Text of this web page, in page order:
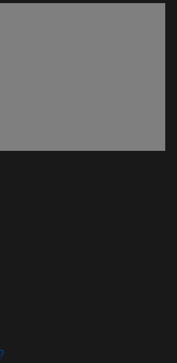
ventana)
en nueva ventana)
en nueva ventana)